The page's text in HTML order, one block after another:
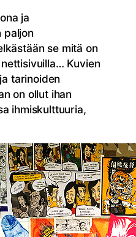
ja
paljon
se mitä on
Kuvien
tarinoiden
on ollut ihan
ihmiskulttuuria,